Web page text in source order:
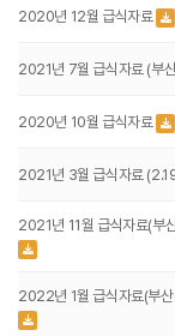
2020년 12월 급식자료
2021년 7월 급식자료 (부
2020년 10월 급식자료
2021년 3월 급식자료
2021년 11월 급식자료(부
2022년 1월 급식자료(부